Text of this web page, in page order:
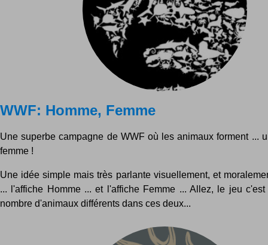
WWF: Homme, Femme
Une superbe campagne de WWF où les animaux forment ...
femme !
Une idée simple mais très parlante visuellement, et
... l'affiche Homme ... et l'affiche Femme ... Allez, le jeu
nombre d'animaux différents dans ces deux...